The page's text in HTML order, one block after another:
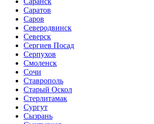
Саратов
Саров
Северодвинск
Северск
Сергиев Посад
Серпухов
Смоленск
Сочи
Ставрополь
Старый Оскол
Стерлитамак
Сургут
Сызрань